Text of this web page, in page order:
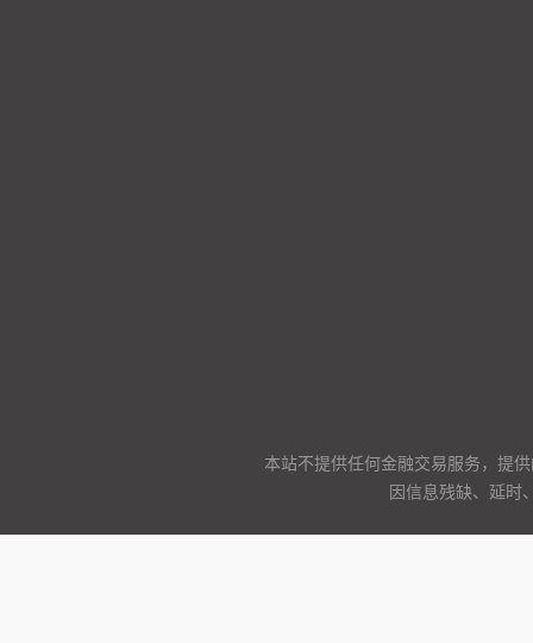
本站不提供任何金融交易服务，提
因信息残缺、延时